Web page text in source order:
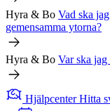
Hyra & Bo Vad ska
gemensamma ytorna?
Hyra & Bo Var ska jag
Hjälpcenter Hitta